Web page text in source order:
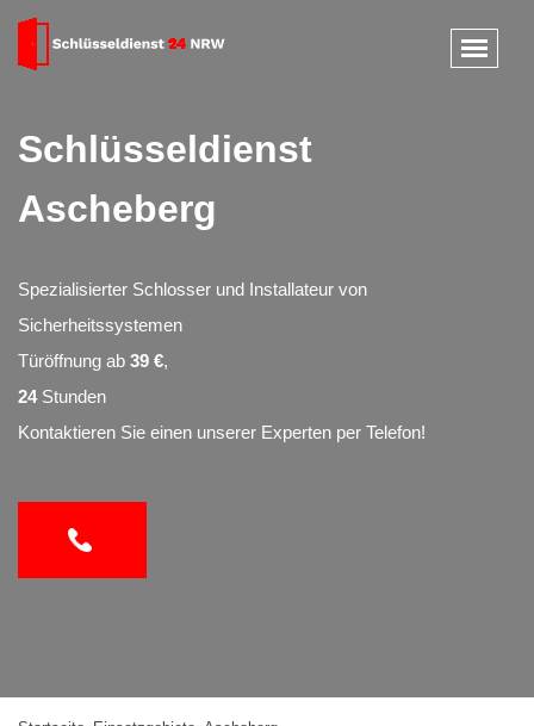
Schlüsseldienst
Ascheberg
Spezialisierter Schlosser und Installateur von
Sicherheitssystemen
Türöffnung ab 39 €,
24Stunden
Kontaktieren Sie einen unserer Experten per Telefon!